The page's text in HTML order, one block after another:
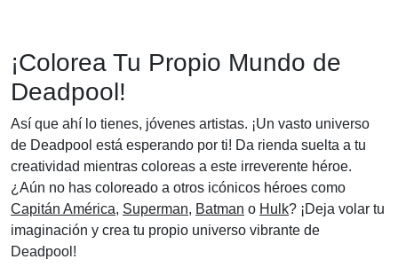
¡Colorea Tu Propio Mundo de
Deadpool!
Así que ahí lo tienes, jóvenes artistas. ¡Un vasto universo
de Deadpool está esperando por ti! Da rienda suelta a tu
creatividad mientras coloreas a este irreverente héroe.
¿Aún no has coloreado a otros icónicos héroes como
Capitán América, Superman, Batman o Hulk? ¡Deja volar tu
imaginación y crea tu propio universo vibrante de
Deadpool!